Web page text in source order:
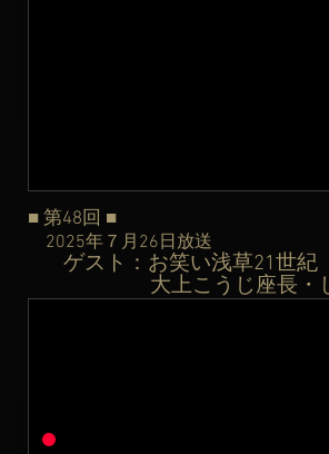
■ 第48回 ■
2025年７月26日 放送
ゲスト：お笑い浅草21世紀
大上こうじ座長・しの